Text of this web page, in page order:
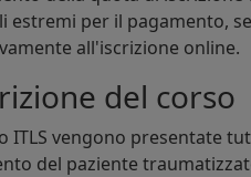
estremi per il pagamento,
all'iscrizione online.
del corso
ITLS vengono presentate
del paziente